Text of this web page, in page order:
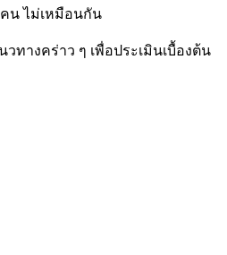
น ไม่เหมือนกัน
ทางคร่าว ๆ เพื่อประเมินเบื้องต้น